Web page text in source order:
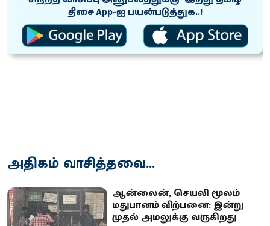
திசை App-ஐ பயன்படுத்துக..!
அதிகம் வாசித்தவை...
ஆன்லைன், செயலி மூலம்
மதுபானம் விற்பனை: இன்று
முதல் அமலுக்கு வருகிறது